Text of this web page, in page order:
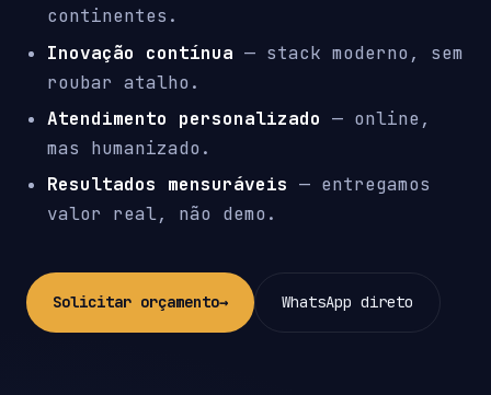
continentes.
Inovação contínua — stack moderno, sem
roubar atalho.
Atendimento personalizado — online,
mas humanizado.
Resultados mensuráveis — entregamos
valor real, não demo.
Solicitar orçamento→ WhatsApp direto